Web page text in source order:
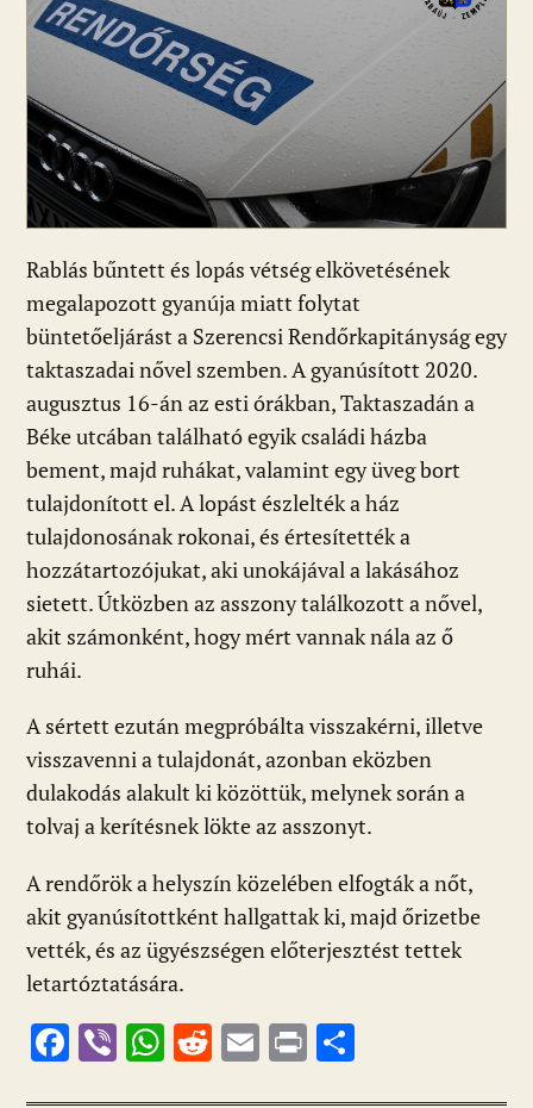
Rablás bűntett és lopás vétség elkövetésének
megalapozott gyanúja miatt folytat
büntetőeljárást a Szerencsi Rendőrkapitányság egy
taktaszadai nővel szemben. A gyanúsított 2020.
augusztus 16-án az esti órákban, Taktaszadán a
Béke utcában található egyik családi házba
bement, majd ruhákat, valamint egy üveg bort
tulajdonított el. A lopást észlelték a ház
tulajdonosának rokonai, és értesítették a
hozzátartozójukat, aki unokájával a lakásához
sietett. Útközben az asszony találkozott a nővel,
akit számonként, hogy mért vannak nála az ő
ruhái.
A sértett ezután megpróbálta visszakérni, illetve
visszavenni a tulajdonát, azonban eközben
dulakodás alakult ki közöttük, melynek során a
tolvaj a kerítésnek lökte az asszonyt.
A rendőrök a helyszín közelében elfogták a nőt,
akit gyanúsítottként hallgattak ki, majd őrizetbe
vették, és az ügyészségen előterjesztést tettek
letartóztatására.
F Vi W R E Pr